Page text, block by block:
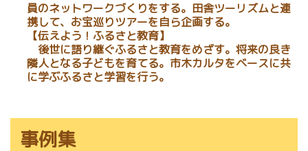
員のネットワークづくりをする。田舎ツーリズムと連
携して、お宝巡りツアーを自ら企画する。
【伝えよう！ふるさと教育】
後世に語り継ぐふるさと教育をめざす。将来の良き
隣人となる子どもを育てる。市木カルタをベースに共
に学ぶふるさと学習を行う。
事例集